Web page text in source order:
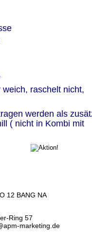
raschelt nicht,
werden als
( nicht in Kombi mit
12 BANG NA
Ring 57
marketing.de